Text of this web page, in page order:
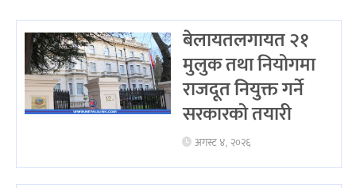
बेलायतलगायत २१
मुलुक तथा नियोगमा
राजदूत नियुक्त गर्ने
सरकारको तयारी
अगस्ट ४, २०२६